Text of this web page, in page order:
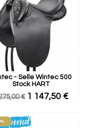
- Selle Wintec 500
Stock HART
€ 1 147,50 €